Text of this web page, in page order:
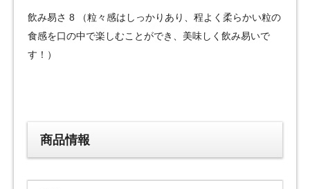
飲み易さ 8 （粒々感はしっかりあり、程よく柔らかい粒の
食感を口の中で楽しむことができ、美味しく飲み易いで
す！）
商品情報